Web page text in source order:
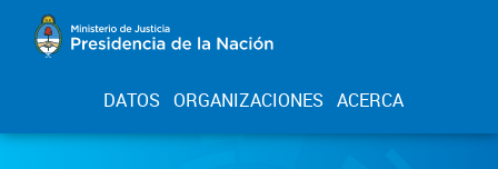
DATOS ORGANIZACIONES ACERCA